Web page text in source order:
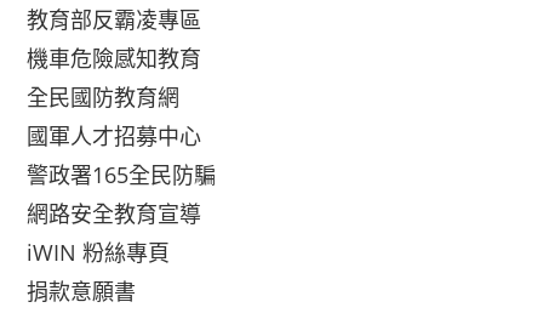
教育部反霸凌專區
機車危險感知教育
全民國防教育網
國軍人才招募中心
警政署165全民防騙
網路安全教育宣導
iWIN 粉絲專頁
捐款意願書